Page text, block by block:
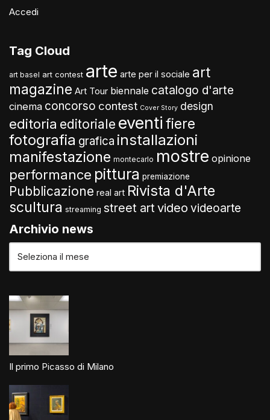
Accedi
Tag Cloud
art basel art contest arte arte per il sociale art
magazine Art Tour biennale catalogo d'arte
cinema concorso contest Cover Story design
editoria editoriale eventi fiere
fotografia grafica installazioni
manifestazione montecarlo mostre opinione
performance pittura premiazione
Pubblicazione real art Rivista d'Arte
scultura streaming street art video videoarte
Archivio news
Il primo Picasso di Milano